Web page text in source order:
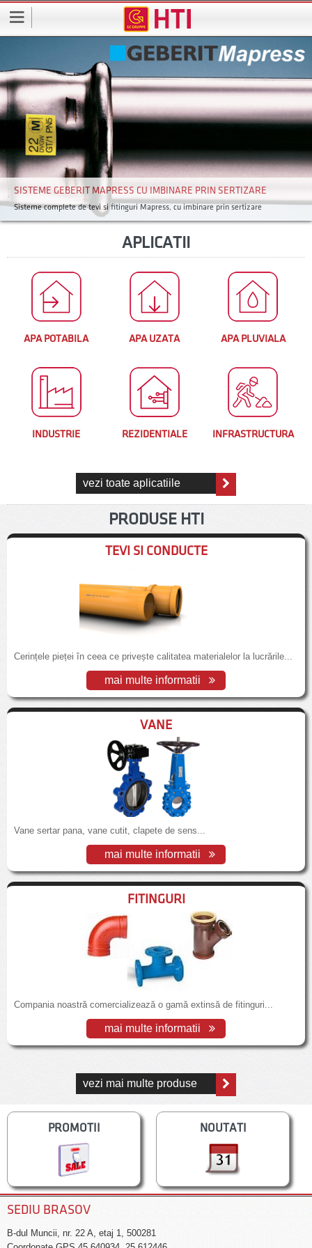
SISTEME GEBERIT MAPRESS CU IMBINARE PRIN SERTIZARE
Sisteme complete de tevi si fitinguri Mapress, cu imbinare prin sertizare
APLICATII
APA POTABILA APA UZATA APA PLUVIALA
INDUSTRIE REZIDENTIALE INFRASTRUCTURA
vezi toate aplicatiile
PRODUSE HTI
TEVI SI CONDUCTE
Cerințele pieței în ceea ce privește calitatea materialelor la lucrările...
mai multe informatii
VANE
Vane sertar pana, vane cutit, clapete de sens...
mai multe informatii
FITINGURI
Compania noastră comercializează o gamă extinsă de fitinguri...
mai multe informatii
vezi mai multe produse
PROMOTII NOUTATI
SEDIU BRASOV
B-dul Muncii, nr. 22 A, etaj 1, 500281